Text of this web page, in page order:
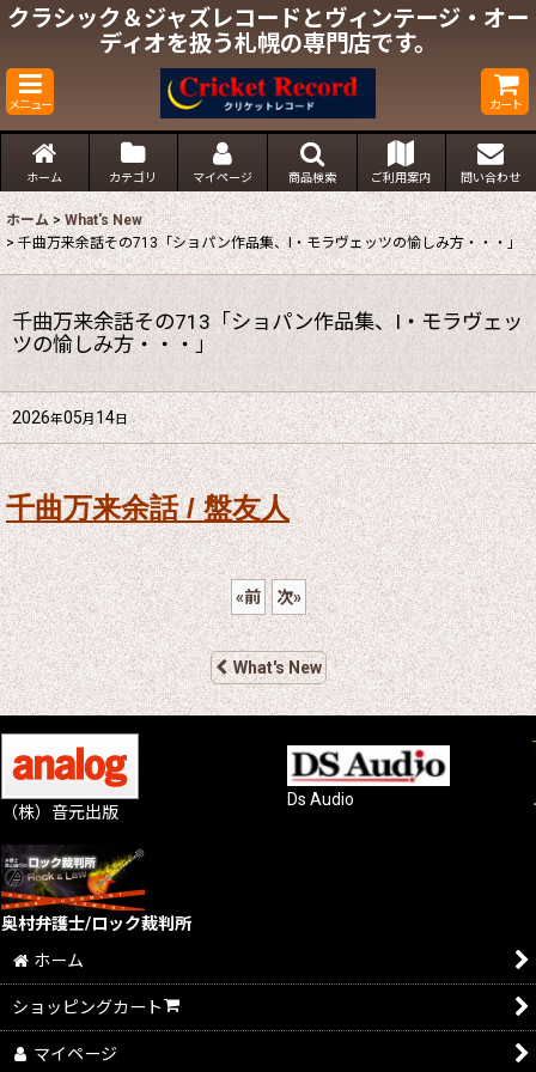
クラシック＆ジャズレコードとヴィンテージ・オー
ディオを扱う札幌の専門店です。
メニュー カート
ホーム カテゴリ マイページ 商品検索 ご利用案内 問い合わせ
ホーム > What's New
> 千曲万来余話その713「ショパン作品集、I・モラヴェッツの愉しみ方・・・」
千曲万来余話その713「ショパン作品集、I・モラヴェッ
ツの愉しみ方・・・」
2026年05月14日
千曲万来余話 / 盤友人
«前 次»
What's New
（株）音元出版
Ds Audio
奥村弁護士/ロック裁判所
ホーム
ショッピングカート
マイページ